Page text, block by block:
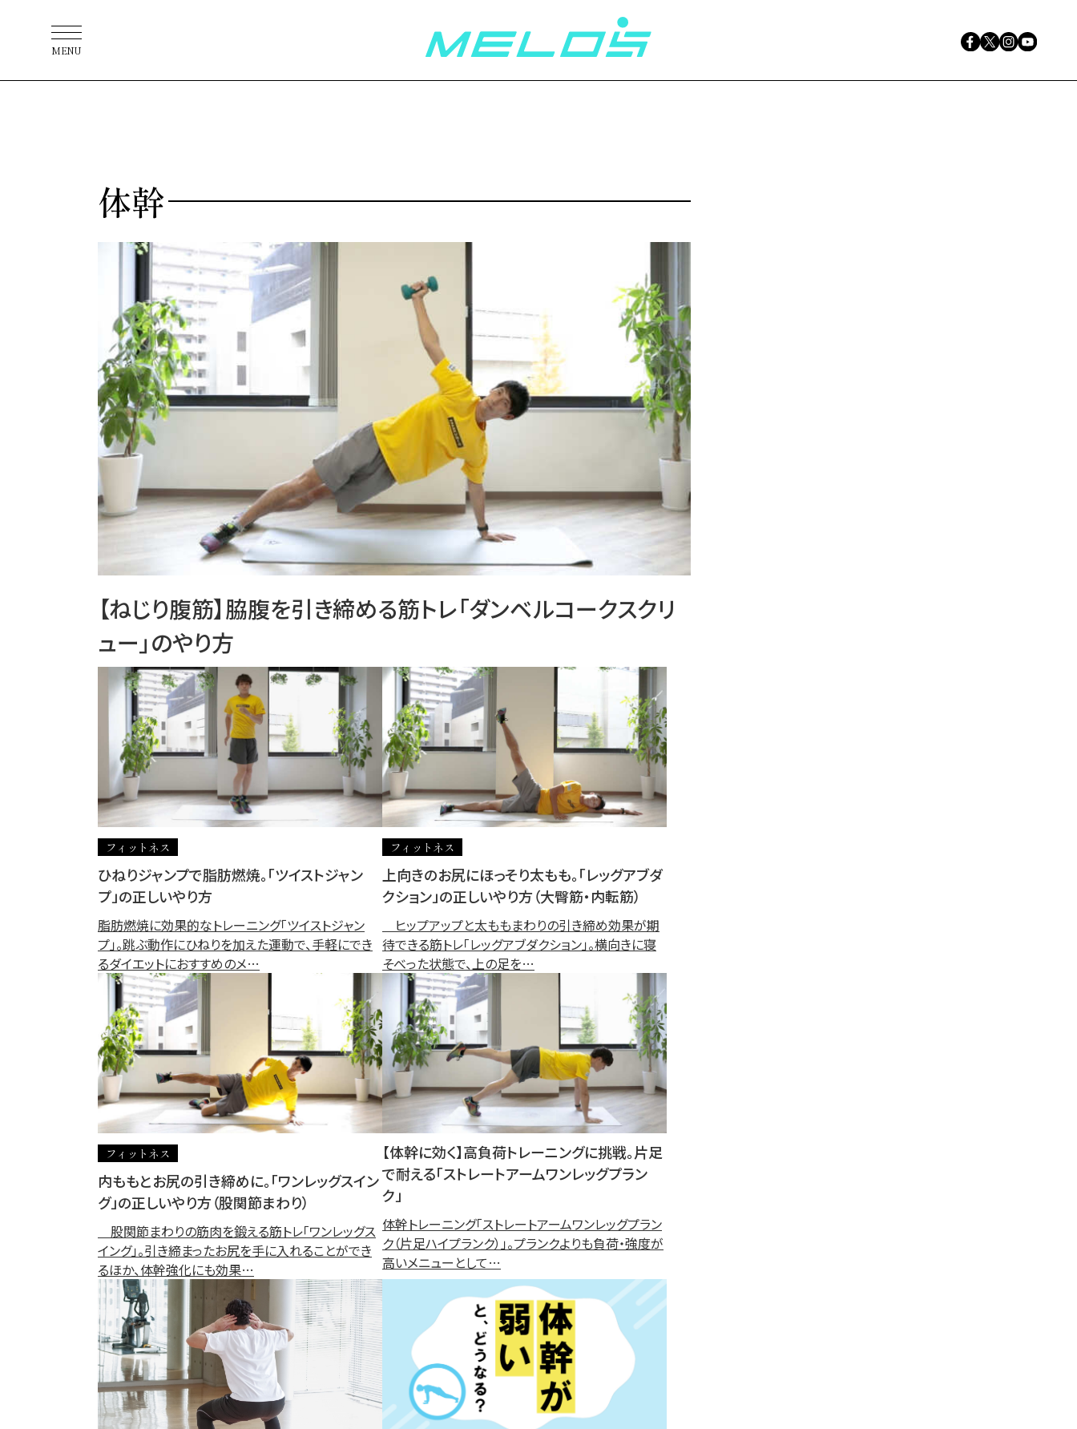
MENU
体幹
【ねじり腹筋】脇腹を引き締める筋トレ「ダンベルコークスクリ
ュー」のやり方
フィットネス
ひねりジャンプで脂肪燃焼。「ツイストジャン
プ」の正しいやり方
脂肪燃焼に効果的なトレーニング「ツイストジャン
プ」。跳ぶ動作にひねりを加えた運動で、手軽にでき
るダイエットにおすすめのメ…
フィットネス
上向きのお尻にほっそり太もも。「レッグアブダ
クション」の正しいやり方（大臀筋・内転筋）
ヒップアップと太ももまわりの引き締め効果が期
待できる筋トレ「レッグアブダクション」。横向きに寝
そべった状態で、上の足を…
フィットネス
内ももとお尻の引き締めに。「ワンレッグスイン
グ」の正しいやり方（股関節まわり）
股関節まわりの筋肉を鍛える筋トレ「ワンレッグス
イング」。引き締まったお尻を手に入れることができ
るほか、体幹強化にも効果…
【体幹に効く】高負荷トレーニングに挑戦。片足
で耐える「ストレートアームワンレッグプラン
ク」
体幹トレーニング「ストレートアームワンレッグプラン
ク（片足ハイプランク）」。プランクよりも負荷・強度が
高いメニューとして…